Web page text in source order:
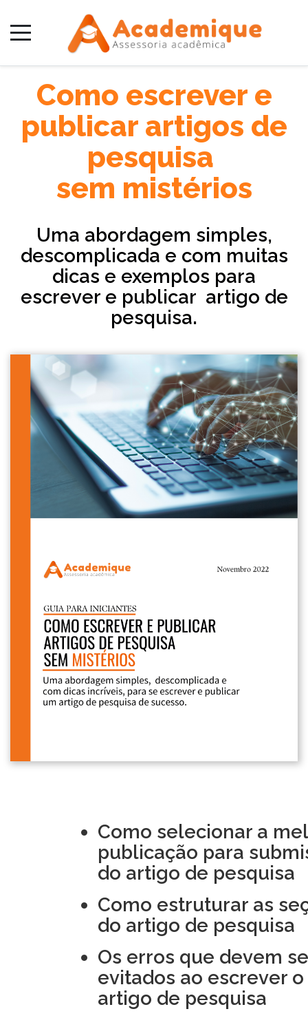
Como escrever e
publicar artigos de
pesquisa
sem mistérios
Uma abordagem simples,
descomplicada e com muitas
dicas e exemplos para
escrever e publicar artigo de
pesquisa.
Como selecionar a
publicação para
do artigo de pesquisa
Como estruturar as
do artigo de pesquisa
Os erros que devem
evitados ao escrever o
artigo de pesquisa